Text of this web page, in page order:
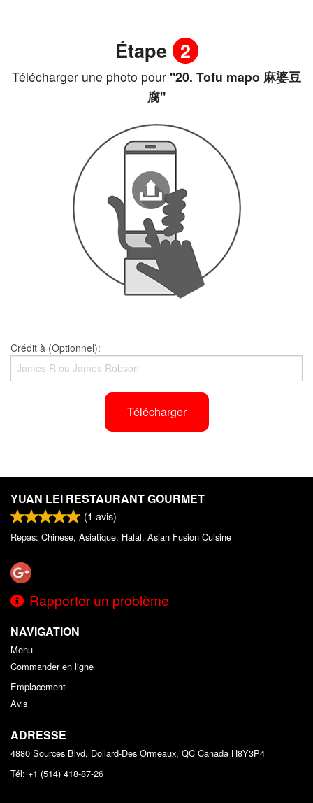
Étape 2
Télécharger une photo pour "20. Tofu mapo 麻婆豆
腐"
Crédit à (Optionnel):
Télécharger
YUAN LEI RESTAURANT GOURMET
(1 avis)
Repas: Chinese, Asiatique, Halal, Asian Fusion Cuisine
Rapporter un problème
NAVIGATION
Menu
Commander en ligne
Emplacement
Avis
ADRESSE
4880 Sources Blvd, Dollard-Des Ormeaux, QC Canada H8Y3P4
Tél: +1 (514) 418-87-26